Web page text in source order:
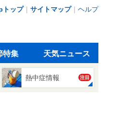
ップ｜ サイトマップ｜ ヘルプ
特集 天気ニュース
熱中症情報 注目